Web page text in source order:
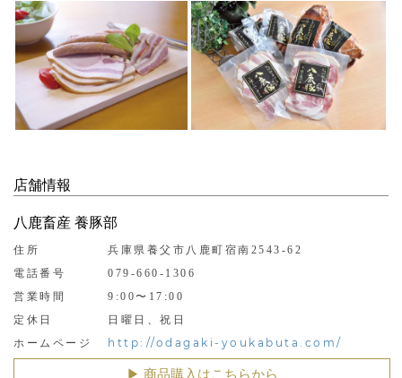
店舗情報
八鹿畜産 養豚部
住所
兵庫県養父市八鹿町宿南2543-62
電話番号
079-660-1306
営業時間
9:00〜17:00
定休日
日曜日、祝日
ホームページ
http://odagaki-youkabuta.com/
▶︎ 商品購入はこちらから